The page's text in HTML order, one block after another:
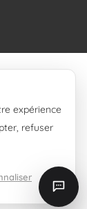
expérience
refuser